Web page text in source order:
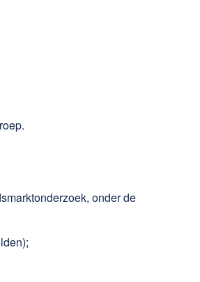
onder de